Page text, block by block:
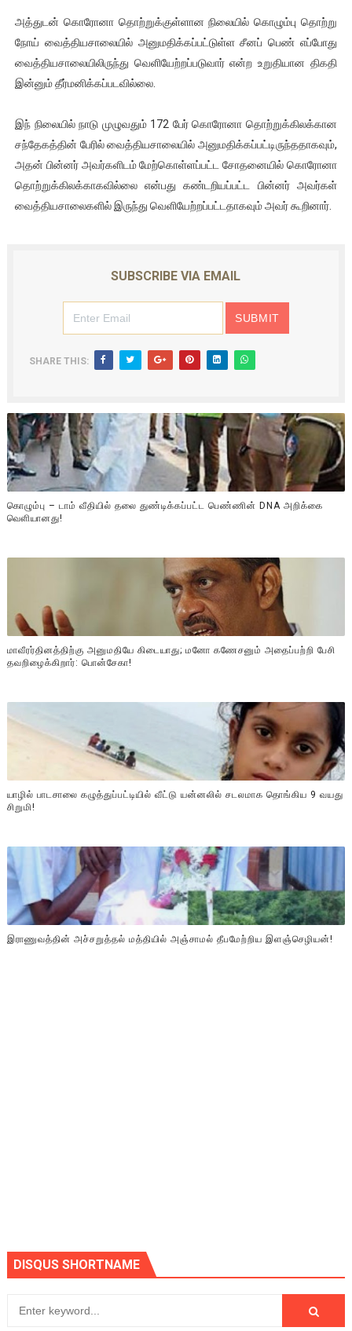
ஐ.நா முன்றலில் சீரற்ற காலநிலையிலும் தமிழின அழிப்பிற்கு
இளையராஜா – கமல் அவசர சந்திப்பு (படங்கள், விடியோ)
ஜனாதிபதி ஐக்கிய நாடுகளின் பொதுச் சபை கூட்டத்தில் இன்று
32 CM விநோத கன்றுக்குட்டி! (வீடியோ)
வலிமை தான் அஜித் திரைப்பயணத்திலே அதிக காலெக்ஷன் செய்த
அத்துடன் கொரோனா தொற்றுக்குள்ளான நிலையில் கொழும்பு தொற்று
நோய் வைத்தியசாலையில் அனுமதிக்கப்பட்டுள்ள சீனப் பெண் எப்போது
வைத்தியசாலையிலிருந்து வெளியேற்றப்படுவார் என்ற உறுதியான திகதி
இன்னும் தீர்மனிக்கப்படவில்லை.
இந் நிலையில் நாடு முழுவதும் 172 பேர் கொரோனா தொற்றுக்கிலக்கான
சந்தேகத்தின் பேரில் வைத்தியசாலையில் அனுமதிக்கப்பட்டிருந்ததாகவும்,
அதன் பின்னர் அவர்களிடம் மேற்கொள்ளப்பட்ட சோதனையில் கொரோனா
தொற்றுக்கிலக்காகவில்லை என்பது கண்டறியப்பட்ட பின்னர் அவர்கள்
வைத்தியசாலைகளில் இருந்து வெளியேற்றப்பட்டதாகவும் அவர் கூறினார்.
SUBSCRIBE VIA EMAIL
SHARE THIS:
கொழும்பு – டாம் வீதியில் தலை துண்டிக்கப்பட்ட பெண்ணின் DNA அறிக்கை
வௌியானது!
மாவீரர்தினத்திற்கு அனுமதியே கிடையாது; மனோ கணேசனும் அதைப்பற்றி பேசி
தவறிழைக்கிறார்: பொன்சேகா!
யாழில் பாடசாலை கழுத்துப்பட்டியில் வீட்டு யன்னலில் சடலமாக தொங்கிய 9 வயது
சிறுமி!
இராணுவத்தின் அச்சறுத்தல் மத்தியில் அஞ்சாமல் தீபமேற்றிய இளஞ்செழியன்!
DISQUS SHORTNAME